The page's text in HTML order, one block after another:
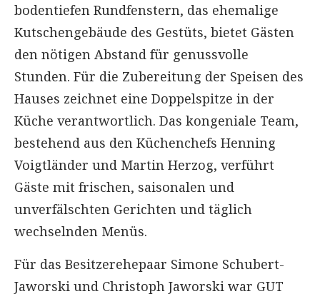
bodentiefen Rundfenstern, das ehemalige
Kutschengebäude des Gestüts, bietet Gästen
den nötigen Abstand für genussvolle
Stunden. Für die Zubereitung der Speisen des
Hauses zeichnet eine Doppelspitze in der
Küche verantwortlich. Das kongeniale Team,
bestehend aus den Küchenchefs Henning
Voigtländer und Martin Herzog, verführt
Gäste mit frischen, saisonalen und
unverfälschten Gerichten und täglich
wechselnden Menüs.
Für das Besitzerehepaar Simone Schubert-
Jaworski und Christoph Jaworski war GUT